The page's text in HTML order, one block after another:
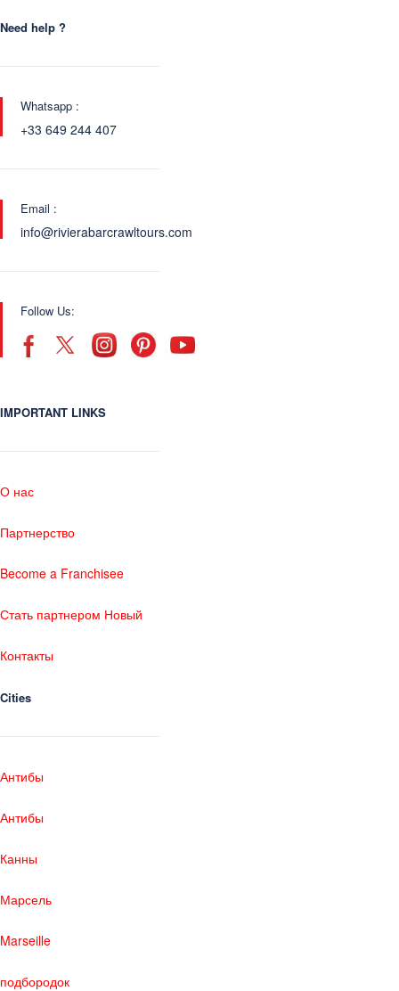
Need help ?
Whatsapp :
+33 649 244 407
Email :
info@rivierabarcrawltours.com
Follow Us:
IMPORTANT LINKS
О нас
Партнерство
Become a Franchisee
Стать партнером Новый
Контакты
Cities
Антибы
Антибы
Канны
Марсель
Marseille
подбородок